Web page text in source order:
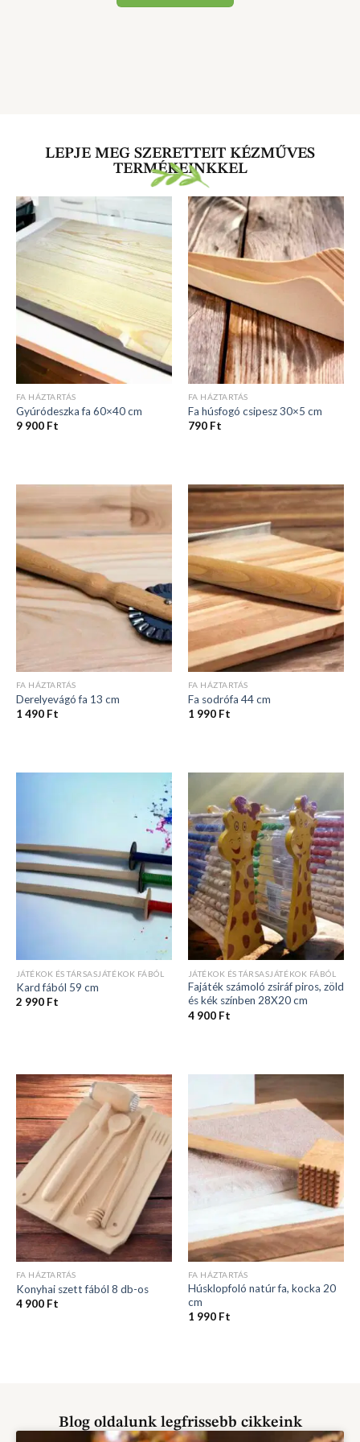
LEPJE MEG SZERETTEIT KÉZMŰVES
TERMÉKEINKKEL
FA HÁZTARTÁS
Gyúródeszka fa 60×40 cm
9 900 Ft
FA HÁZTARTÁS
Fa húsfogó csipesz 30×5 cm
790 Ft
FA HÁZTARTÁS
Derelyevágó fa 13 cm
1 490 Ft
FA HÁZTARTÁS
Fa sodrófa 44 cm
1 990 Ft
JÁTÉKOK ÉS TÁRSASJÁTÉKOK FÁBÓL
Kard fából 59 cm
2 990 Ft
JÁTÉKOK ÉS TÁRSASJÁTÉKOK FÁBÓL
Fajáték számoló zsiráf piros, zöld
és kék színben 28X20 cm
4 900 Ft
FA HÁZTARTÁS
Konyhai szett fából 8 db-os
4 900 Ft
FA HÁZTARTÁS
Húsklopfoló natúr fa, kocka 20
cm
1 990 Ft
Blog oldalunk legfrissebb cikkeink